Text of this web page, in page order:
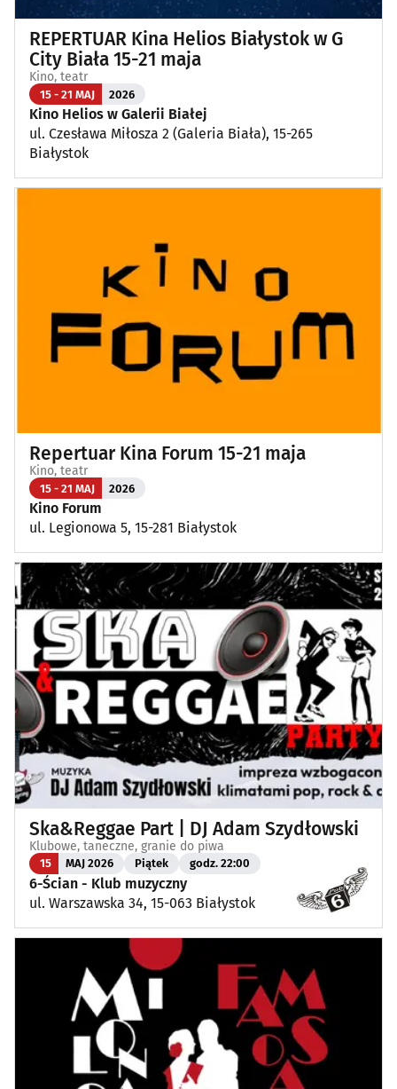
REPERTUAR Kina Helios Białystok w G
City Biała 15-21 maja
Kino, teatr
15 - 21 MAJ 2026
Kino Helios w Galerii Białej
ul. Czesława Miłosza 2 (Galeria Biała), 15-265
Białystok
Repertuar Kina Forum 15-21 maja
Kino, teatr
15 - 21 MAJ 2026
Kino Forum
ul. Legionowa 5, 15-281 Białystok
Ska&Reggae Part | DJ Adam Szydłowski
Klubowe, taneczne, granie do piwa
15 MAJ 2026 Piątek godz. 22:00
6-Ścian - Klub muzyczny
ul. Warszawska 34, 15-063 Białystok